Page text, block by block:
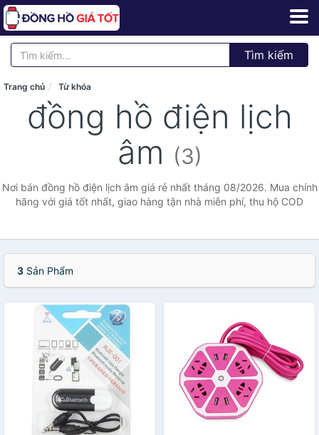
Tìm kiếm
Trang chủ Từ khóa
đồng hồ điện lịch
âm (3)
Nơi bán đồng hồ điện lịch âm giá rẻ nhất tháng 08/2026. Mua chính
hãng với giá tốt nhất, giao hàng tận nhà miễn phí, thu hộ COD
3 Sản Phẩm